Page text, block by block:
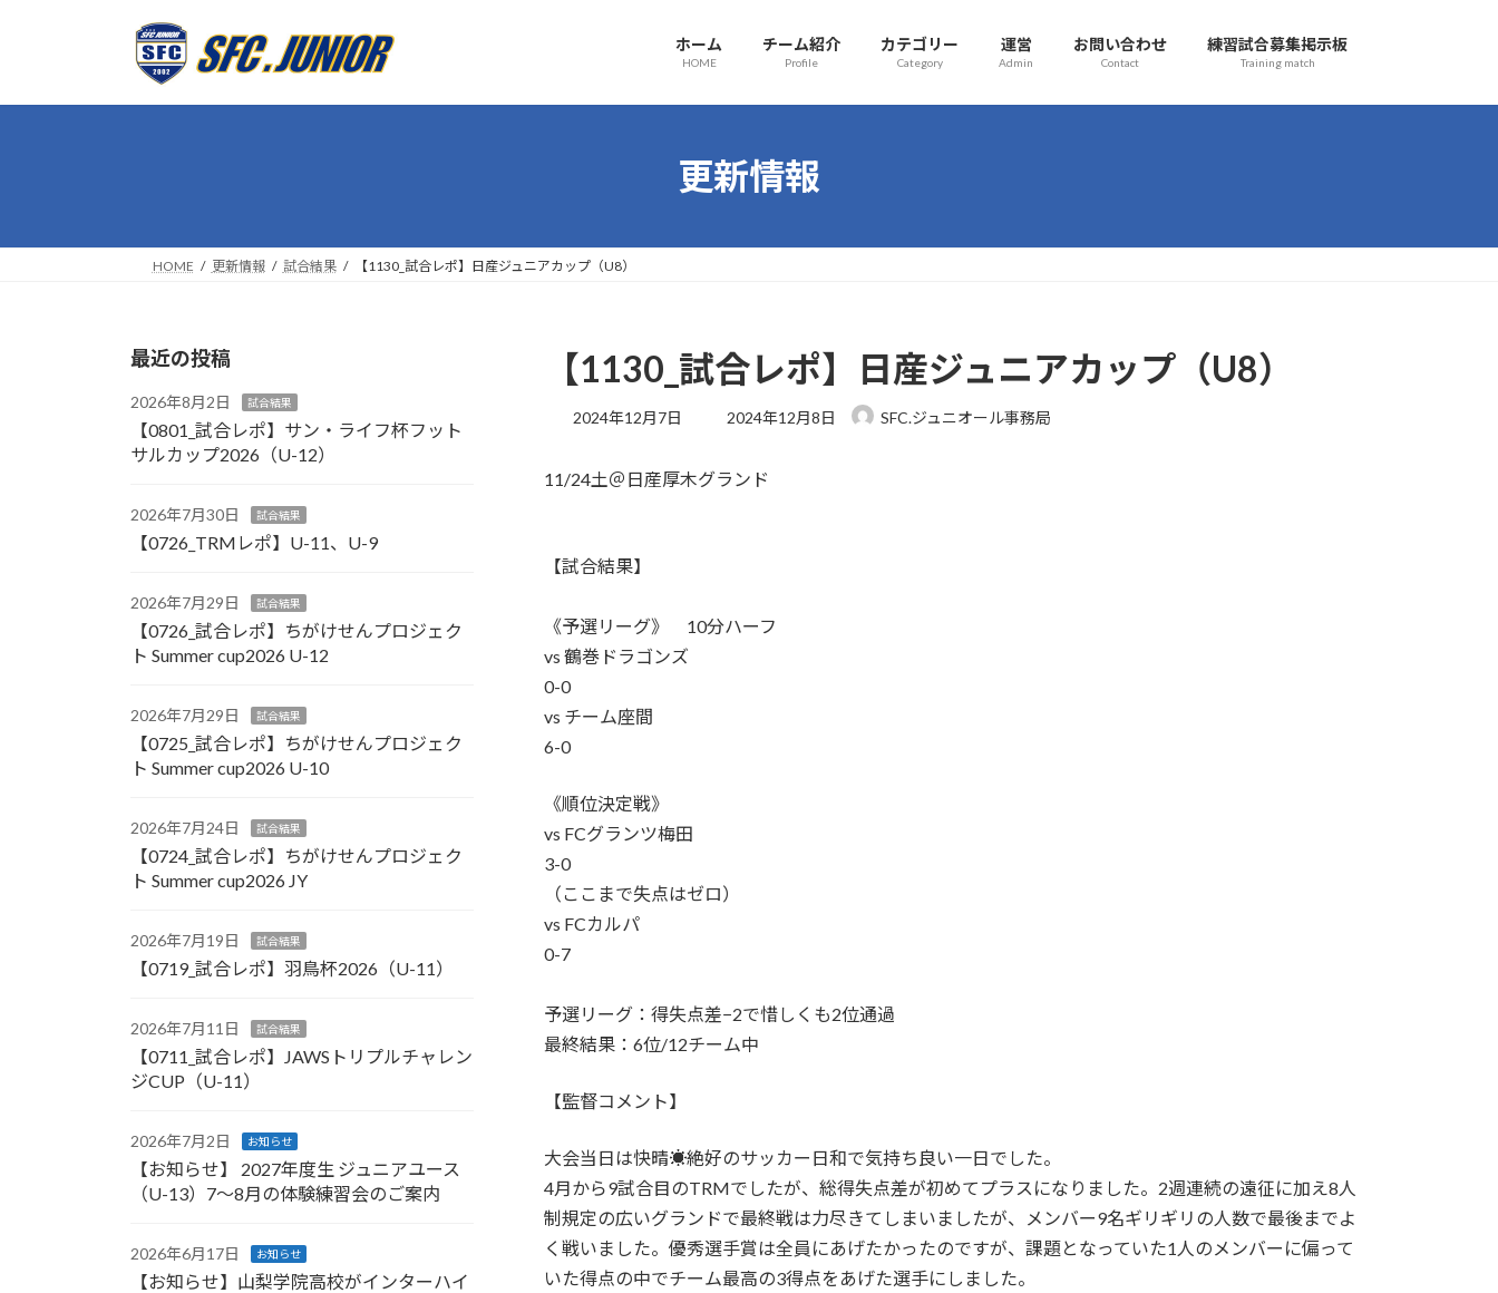
プ
動
ホーム
HOME
チーム紹介
Profile
カテゴリー
Category
運営
Admin
お問い合わせ
Contact
練習試合募集掲示板
Training match
更新情報
HOME 更新情報 試合結果 【1130_試合レポ】日産ジュニアカップ（U8）
【1130_試合レポ】日産ジュニアカップ（U8）
2024年12月7日
最
新
2024年12月8日 SFC.ジュニオール事務局
11/24土＠日産厚木グランド
【試合結果】
《予選リーグ》 10分ハーフ
vs 鶴巻ドラゴンズ
0-0
vs チーム座間
6-0
《順位決定戦》
vs FCグランツ梅田
3-0
（ここまで失点はゼロ）
vs FCカルパ
0-7
予選リーグ：得失点差−2で惜しくも2位通過
最終結果：6位/12チーム中
【監督コメント】
大会当日は快晴☀️絶好のサッカー日和で気持ち良い一日でした。
4月から9試合目のTRMでしたが、総得失点差が初めてプラスになりました。2週連続の遠征に加え8人
制規定の広いグランドで最終戦は力尽きてしまいましたが、メンバー9名ギリギリの人数で最後までよ
く戦いました。優秀選手賞は全員にあげたかったのですが、課題となっていた1人のメンバーに偏って
いた得点の中でチーム最高の3得点をあげた選手にしました。
最近の投稿
2026年8月2日 試合結果
【0801_試合レポ】サン・ライフ杯フット
サルカップ2026（U-12）
2026年7月30日 試合結果
【0726_TRMレポ】U-11、U-9
2026年7月29日 試合結果
【0726_試合レポ】ちがけせんプロジェク
ト Summer cup2026 U-12
2026年7月29日 試合結果
【0725_試合レポ】ちがけせんプロジェク
ト Summer cup2026 U-10
2026年7月24日 試合結果
【0724_試合レポ】ちがけせんプロジェク
ト Summer cup2026 JY
2026年7月19日 試合結果
【0719_試合レポ】羽鳥杯2026（U-11）
2026年7月11日 試合結果
【0711_試合レポ】JAWSトリプルチャレン
ジCUP（U-11）
2026年7月2日 お知らせ
【お知らせ】 2027年度生 ジュニアユース
（U-13）7〜8月の体験練習会のご案内
2026年6月17日 お知らせ
【お知らせ】山梨学院高校がインターハイ